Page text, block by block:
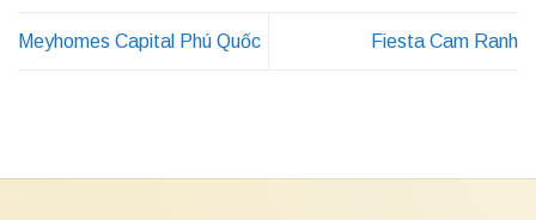
Meyhomes Capital Phú Quốc Fiesta Cam Ranh